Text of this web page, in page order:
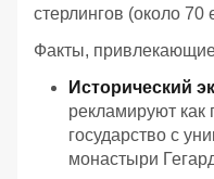
стерлингов (около 70
Факты,
Исторический
рекламируют как
государство с
монастыри